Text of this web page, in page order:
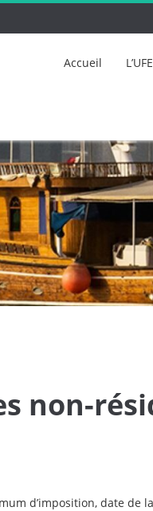
Accueil L’UFE
non-
d’imposition, date de